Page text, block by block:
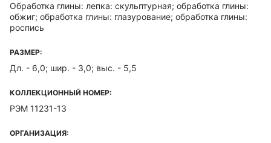
Обработка глины: лепка: скульптурная; обработка глины:
обжиг; обработка глины: глазурование; обработка глины:
роспись
РАЗМЕР:
Дл. - 6,0; шир. - 3,0; выс. - 5,5
КОЛЛЕКЦИОННЫЙ НОМЕР:
РЭМ 11231-13
ОРГАНИЗАЦИЯ: